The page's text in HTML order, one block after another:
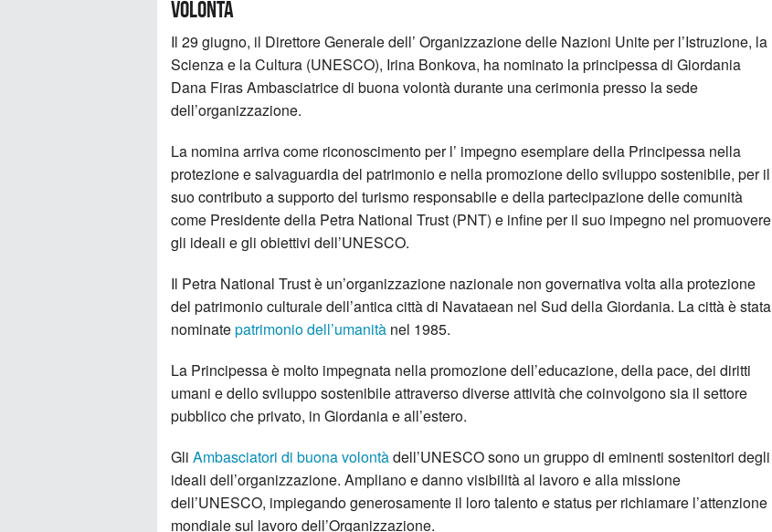
volontà
Il 29 giugno, il Direttore Generale dell’ Organizzazione delle Nazioni Unite per l’Istruzione, la
Scienza e la Cultura (UNESCO), Irina Bonkova, ha nominato la principessa di Giordania
Dana Firas Ambasciatrice di buona volontà durante una cerimonia presso la sede
dell’organizzazione.
La nomina arriva come riconoscimento per l’ impegno esemplare della Principessa nella
protezione e salvaguardia del patrimonio e nella promozione dellosviluppo sostenibile, per il
suo contributo a supporto del turismo responsabile e della partecipazione delle comunità
come Presidente della Petra National Trust (PNT) e infine per il suo impegno nel promuovere
gli ideali e gli obiettivi dell’UNESCO.
Il Petra National Trust è un’organizzazione nazionale non governativa volta alla protezione
del patrimonio culturale dell’antica città di Navataean nel Sud della Giordania. La città è stata
nominatepatrimonio dell’umanità nel 1985.
La Principessa è molto impegnata nella promozione dell’educazione, della pace, dei diritti
umani e dello sviluppo sostenibile attraverso diverse attività che coinvolgono sia il settore
pubblico che privato, in Giordania e all’estero.
Gli Ambasciatori di buona volontàdell’UNESCO sono un gruppo di eminenti sostenitori degli
ideali dell’organizzazione. Ampliano e danno visibilità al lavoro e alla missione
dell’UNESCO, impiegando generosamente il loro talento e status per richiamare l’attenzione
mondiale sul lavoro dell’Organizzazione.